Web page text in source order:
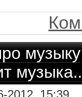
музыку
2012, 15:39